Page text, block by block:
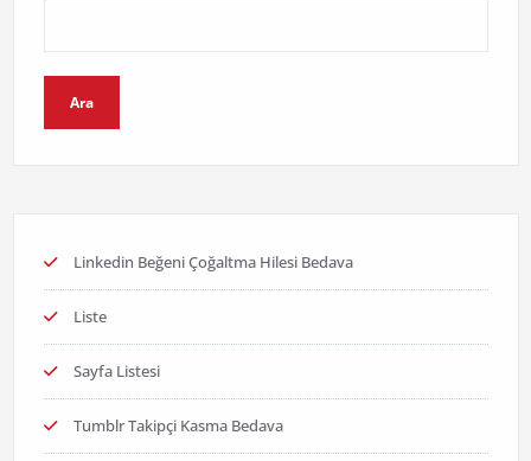
Ara
Linkedin Beğeni Çoğaltma Hilesi Bedava
Liste
Sayfa Listesi
Tumblr Takipçi Kasma Bedava